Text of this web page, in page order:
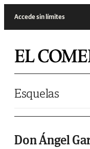
Accede sin límites
Esquelas
Don Ángel